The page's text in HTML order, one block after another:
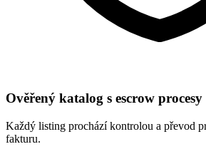
Ověřený katalog s escrow procesy
Každý listing prochází kontrolou a převod
fakturu.